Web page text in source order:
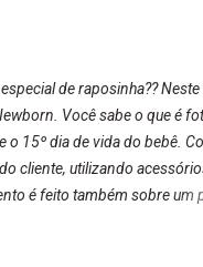
de raposinha?? Neste
Você sabe o que é
15º dia de vida do bebê.
cliente, utilizando
é feito também sobre um